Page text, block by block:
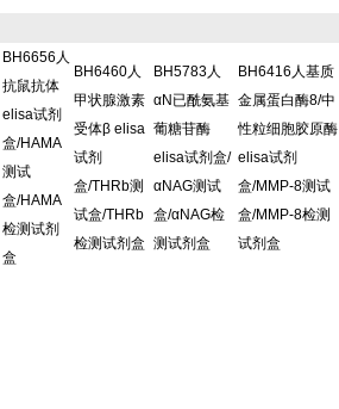
BH6656人
抗鼠抗体
elisa试剂
盒/HAMA
测试
盒/HAMA
检测试剂
盒
BH6460人
甲状腺激素
受体β elisa
试剂
盒/THRb测
试盒/THRb
检测试剂盒
BH5783人
αN已酰氨基
葡糖苷酶
elisa试剂盒/
αNAG测试
盒/αNAG检
测试剂盒
BH6416人基质
金属蛋白酶8/中
性粒细胞胶原酶
elisa试剂
盒/MMP-8测试
盒/MMP-8检测
试剂盒